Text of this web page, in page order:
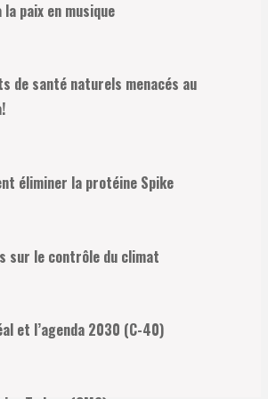
la paix en musique
de santé naturels menacés au
éliminer la protéine Spike
sur le contrôle du climat
et l’agenda 2030 (C-40)